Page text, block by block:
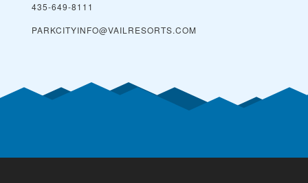
435-649-8111
PARKCITYINFO@VAILRESORTS.COM